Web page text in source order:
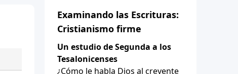
Examinando las Escrituras:
Cristianismo firme
Un estudio de Segunda a los
Tesalonicenses
¿Cómo le habla Dios al creyente